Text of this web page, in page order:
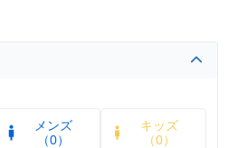
メンズ
（0）
キッズ
（0）